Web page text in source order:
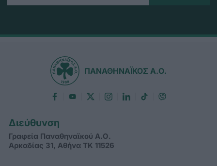
ΠΑΝΑΘΗΝΑΪΚΟΣ Α.Ο.
Διεύθυνση
Γραφεία Παναθηναϊκού Α.Ο.
Αρκαδίας 31, Αθήνα ΤΚ 11526